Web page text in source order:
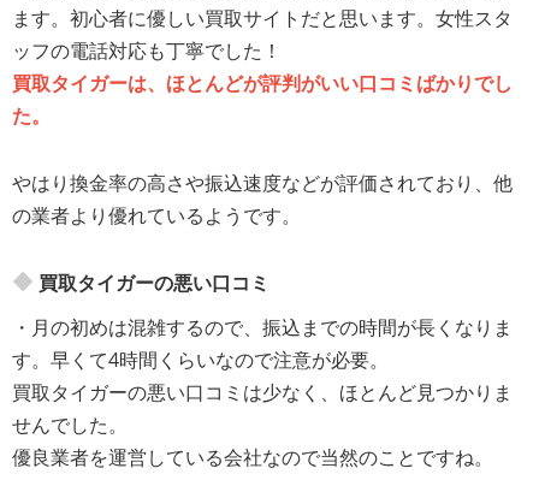
ます。初心者に優しい買取サイトだと思います。女性スタ
ッフの電話対応も丁寧でした！
買取タイガーは、ほとんどが評判がいい口コミばかりでし
た。
やはり換金率の高さや振込速度などが評価されており、他
の業者より優れているようです。
買取タイガーの悪い口コミ
・月の初めは混雑するので、振込までの時間が長くなりま
す。早くて4時間くらいなので注意が必要。
買取タイガーの悪い口コミは少なく、ほとんど見つかりま
せんでした。
優良業者を運営している会社なので当然のことですね。